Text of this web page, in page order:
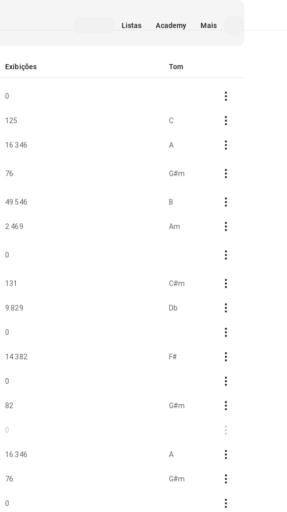
Listas Academy Mais
Exibições Tom
0
125 C
16.346 A
76 G#m
49.546 B
2.469 Am
0
131 C#m
9.829 Db
0
14.382 F#
0
82 G#m
0
16.346 A
76 G#m
0